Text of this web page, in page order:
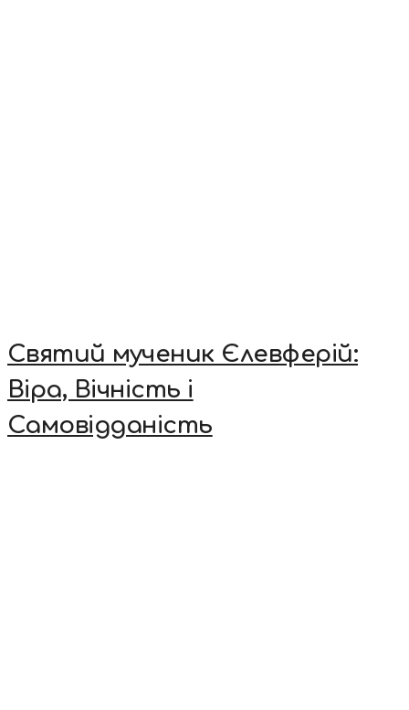
Святий мученик Єлевферій:
Віра, Вічність і
Самовідданість